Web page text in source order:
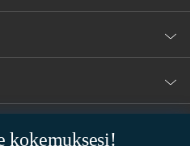
kokemuksesi!